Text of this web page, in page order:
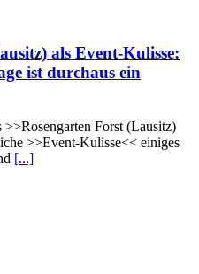
als Event-Kulisse:
ist durchaus ein
Forst (Lausitz)
>>Event-Kulisse<< einiges
[...]